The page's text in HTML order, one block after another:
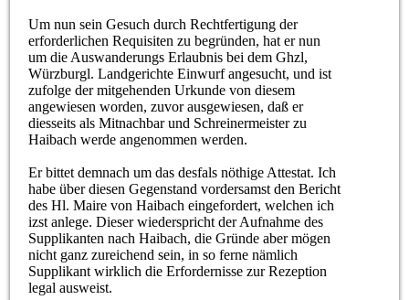
Um nun sein Gesuch durch Rechtfertigung der
erforderlichen Requisiten zu begründen, hat er nun
um die Auswanderungs Erlaubnis bei dem Ghzl,
Würzburgl. Landgerichte Einwurf angesucht, und ist
zufolge der mitgehenden Urkunde von diesem
angewiesen worden, zuvor ausgewiesen, daß er
diesseits als Mitnachbar und Schreinermeister zu
Haibach werde angenommen werden.
Er bittet demnach um das desfals nöthige Attestat. Ich
habe über diesen Gegenstand vordersamst den Bericht
des Hl. Maire von Haibach eingefordert, welchen ich
izst anlege. Dieser wiederspricht der Aufnahme des
Supplikanten nach Haibach, die Gründe aber mögen
nicht ganz zureichend sein, in so ferne nämlich
Supplikant wirklich die Erfordernisse zur Rezeption
legal ausweist.